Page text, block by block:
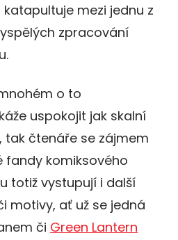
mezi jednu z
zpracování
o to
uspokojit jak skalní
tak čtenáře se zájmem
fandy komiksového
totiž vystupují i další
motivy, ať už se jedná
či Green Lantern